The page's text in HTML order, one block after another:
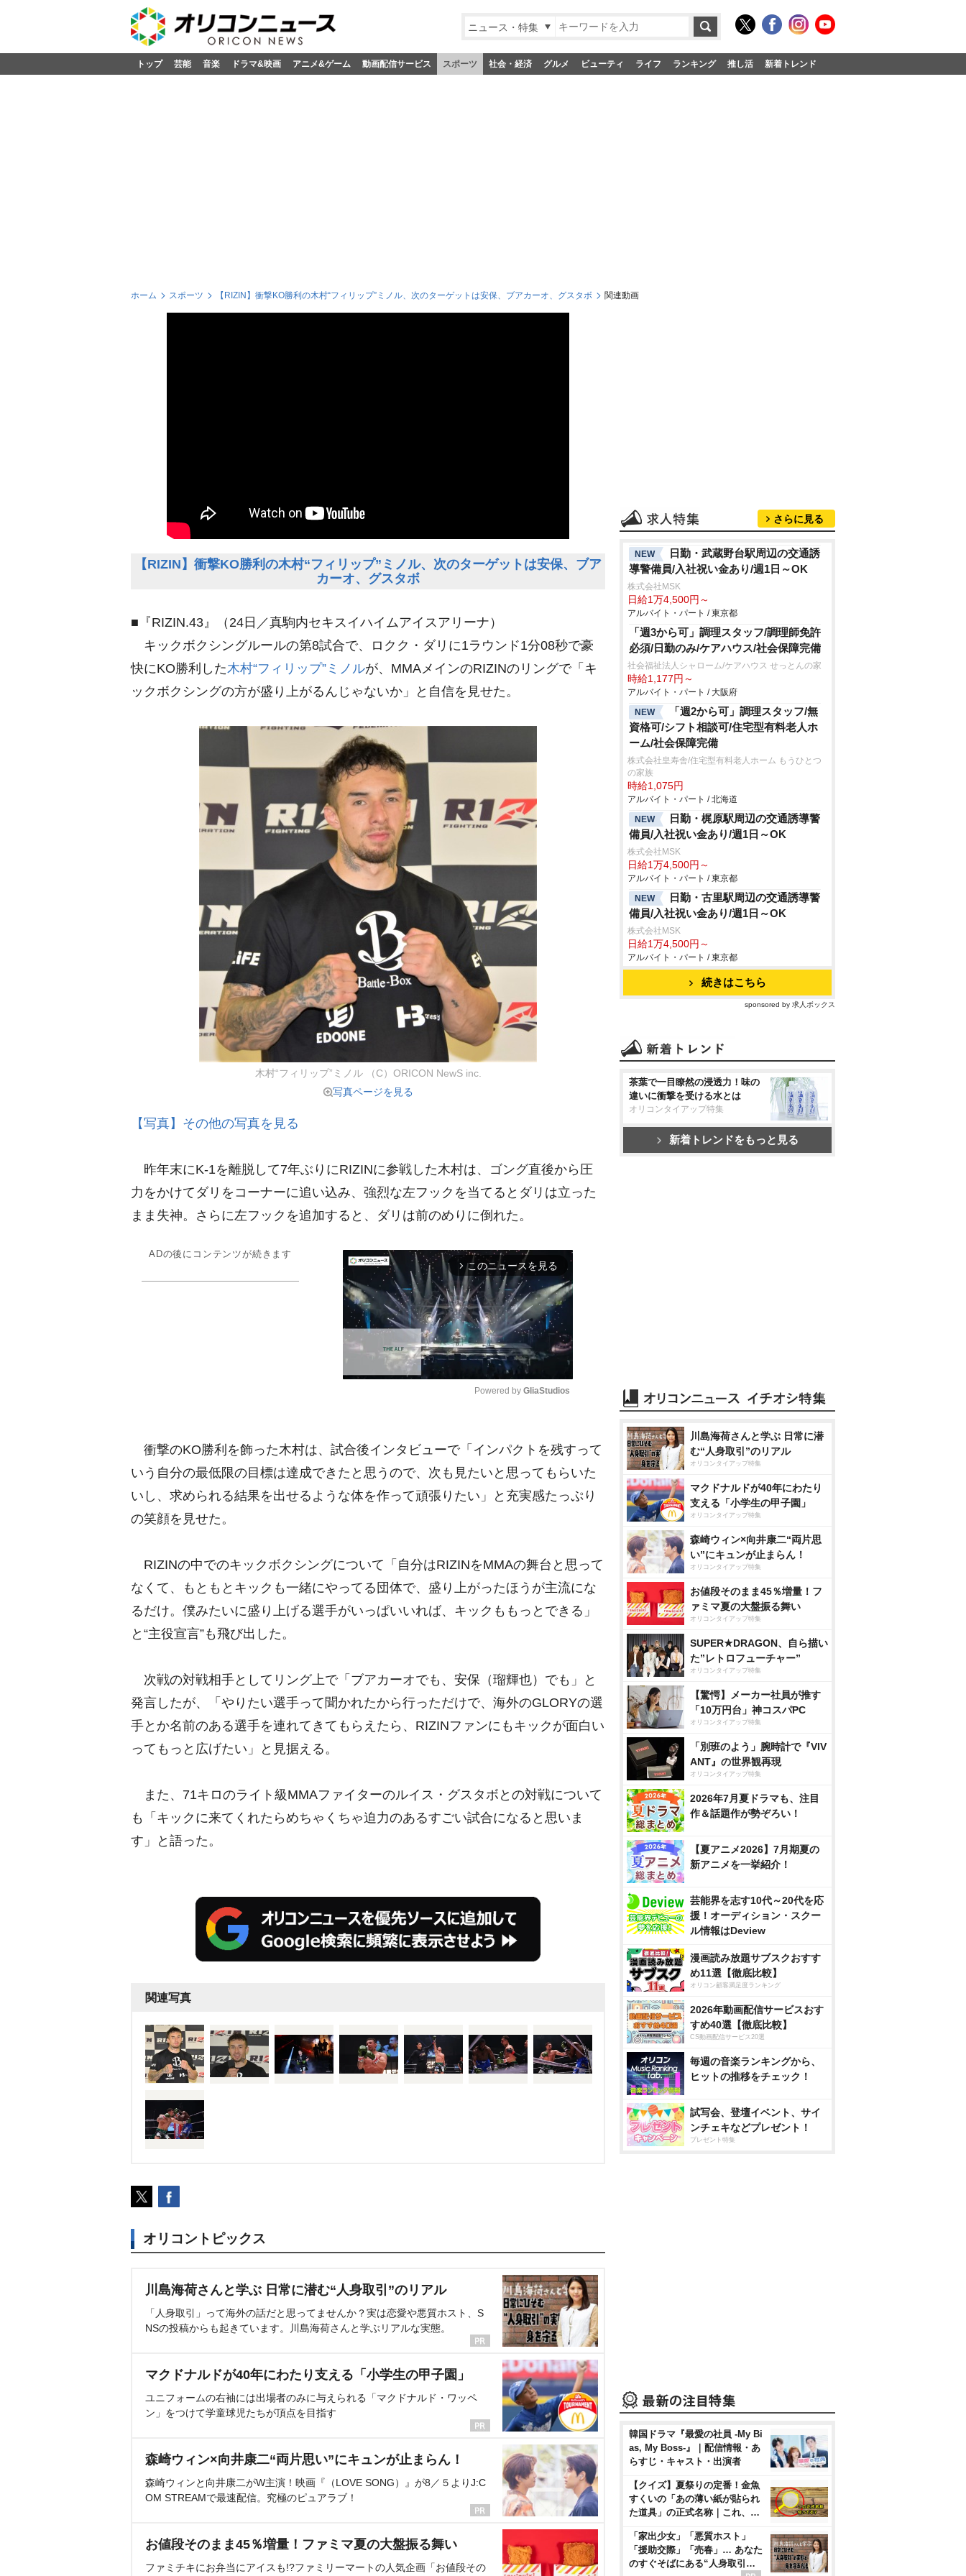
ニュース・特集
トップ 芸能 音楽 ドラマ&映画 アニメ&ゲーム 動画配信サービス スポーツ 社会・経済 グルメ ビューティ ライフ ランキング 推し活 新着トレンド
ホーム スポーツ 【RIZIN】衝撃KO勝利の木村“フィリップ”ミノル、次のターゲットは安保、ブアカーオ、グスタボ 関連動画
【RIZIN】衝撃KO勝利の木村“フィリップ”ミノル、次のターゲットは安保、ブア
カーオ、グスタボ
■『RIZIN.43』（24日／真駒内セキスイハイムアイスアリーナ）
キックボクシングルールの第8試合で、ロクク・ダリに1ラウンド1分08秒で豪
快にKO勝利した木村“フィリップ”ミノルが、MMAメインのRIZINのリングで「キ
ックボクシングの方が盛り上がるんじゃないか」と自信を見せた。
木村“フィリップ”ミノル （C）ORICON NewS inc.
写真ページを見る
【写真】その他の写真を見る
昨年末にK-1を離脱して7年ぶりにRIZINに参戦した木村は、ゴング直後から圧
力をかけてダリをコーナーに追い込み、強烈な左フックを当てるとダリは立った
まま失神。さらに左フックを追加すると、ダリは前のめりに倒れた。
ADの後にコンテンツが続きます
arrow_forward_ios このニュースを見る
u
t
e
Powered by GliaStudios
衝撃のKO勝利を飾った木村は、試合後インタビューで「インパクトを残すって
いう自分の最低限の目標は達成できたと思うので、次も見たいと思ってもらいた
いし、求められる結果を出せるような体を作って頑張りたい」と充実感たっぷり
の笑顔を見せた。
RIZINの中でのキックボクシングについて「自分はRIZINをMMAの舞台と思って
なくて、もともとキックも一緒にやってる団体で、盛り上がったほうが主流にな
るだけ。僕みたいに盛り上げる選手がいっぱいいれば、キックももっとできる」
と“主役宣言”も飛び出した。
次戦の対戦相手としてリング上で「ブアカーオでも、安保（瑠輝也）でも」と
発言したが、「やりたい選手って聞かれたから行っただけで、海外のGLORYの選
手とか名前のある選手を連れてきてもらえたら、RIZINファンにもキックが面白い
ってもっと広げたい」と見据える。
また、71キロのライト級MMAファイターのルイス・グスタボとの対戦について
も「キックに来てくれたらめちゃくちゃ迫力のあるすごい試合になると思いま
す」と語った。
関連写真
オリコントピックス
川島海荷さんと学ぶ 日常に潜む“人身取引”のリアル
「人身取引」って海外の話だと思ってませんか？実は恋愛や悪質ホスト、S
NSの投稿からも起きています。川島海荷さんと学ぶリアルな実態。
マクドナルドが40年にわたり支える「小学生の甲子園」
ユニフォームの右袖には出場者のみに与えられる「マクドナルド・ワッペ
ン」をつけて学童球児たちが頂点を目指す
森崎ウィン×向井康二“両片思い”にキュンが止まらん！
森崎ウィンと向井康二がW主演！映画『（LOVE SONG）』が8／５よりJ:C
OM STREAMで最速配信。究極のピュアラブ！
お値段そのまま45％増量！ファミマ夏の大盤振る舞い
ファミチキにお弁当にアイスも!?ファミリーマートの人気企画「お値段その
さらに見る
NEW
日勤・武蔵野台駅周辺の交通誘
導警備員/入社祝い金あり/週1日～OK
株式会社MSK
日給1万4,500円～
アルバイト・パート / 東京都
「週3から可」調理スタッフ/調理師免許
必須/日勤のみ/ケアハウス/社会保障完備
社会福祉法人シャローム/ケアハウス せっとんの家
時給1,177円～
アルバイト・パート / 大阪府
NEW
「週2から可」調理スタッフ/無
資格可/シフト相談可/住宅型有料老人ホ
ーム/社会保障完備
株式会社皇寿舎/住宅型有料老人ホーム もうひとつ
の家族
時給1,075円
アルバイト・パート / 北海道
NEW
日勤・梶原駅周辺の交通誘導警
備員/入社祝い金あり/週1日～OK
株式会社MSK
日給1万4,500円～
アルバイト・パート / 東京都
NEW
日勤・古里駅周辺の交通誘導警
備員/入社祝い金あり/週1日～OK
株式会社MSK
日給1万4,500円～
アルバイト・パート / 東京都
続きはこちら
sponsored by 求人ボックス
茶葉で一目瞭然の浸透力！味の
違いに衝撃を受ける水とは
オリコンタイアップ特集
新着トレンドをもっと見る
川島海荷さんと学ぶ 日常に潜
む“人身取引”のリアル
オリコンタイアップ特集
マクドナルドが40年にわたり
支える「小学生の甲子園」
オリコンタイアップ特集
森崎ウィン×向井康二“両片思
い”にキュンが止まらん！
オリコンタイアップ特集
お値段そのまま45％増量！フ
ァミマ夏の大盤振る舞い
オリコンタイアップ特集
SUPER★DRAGON、自ら描い
た”レトロフューチャー”
オリコンタイアップ特集
【驚愕】メーカー社員が推す
「10万円台」神コスパPC
オリコンタイアップ特集
「別班のよう」腕時計で『VIV
ANT』の世界観再現
オリコンタイアップ特集
2026年7月夏ドラマも、注目
作＆話題作が勢ぞろい！
【夏アニメ2026】7月期夏の
新アニメを一挙紹介！
芸能界を志す10代～20代を応
援！オーディション・スクー
ル情報はDeview
漫画読み放題サブスクおすす
め11選【徹底比較】
オリコン顧客満足度ランキング
2026年動画配信サービスおす
すめ40選【徹底比較】
CS動画配信サービス20選
毎週の音楽ランキングから、
ヒットの推移をチェック！
試写会、登壇イベント、サイ
ンチェキなどプレゼント！
プレゼント特集
韓国ドラマ『最愛の社員 -My Bi
as, My Boss-』｜配信情報・あ
らすじ・キャスト・出演者
【クイズ】夏祭りの定番！金魚
すくいの「あの薄い紙が貼られ
た道具」の正式名称｜これ、…
「家出少女」「悪質ホスト」
「援助交際」「売春」… あなた
のすぐそばにある“人身取引…